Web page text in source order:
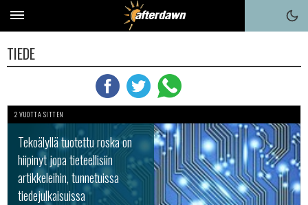
TIEDE
2 VUOTTA SITTEN
Tekoälyllä tuotettu roska on
hiipinyt jopa tieteellisiin
artikkeleihin, tunnetuissa
tiedejulkaisuissa